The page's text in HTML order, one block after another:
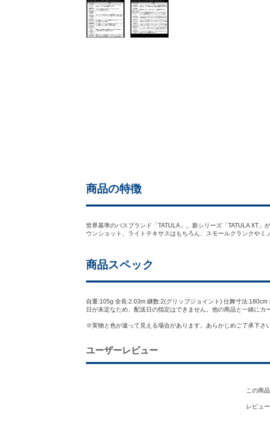
商品の特徴
世界基準のバスブランド「TATULA」。新シリーズ「TATULA XT
ウンショット、ライトテキサスはもちろん、スモールクランクやミ
商品スペック
自重:105g 全長:2.03m 継数:2(グリップジョイント) 仕舞寸法
日が未定なため、配送日の指定はできません。他の商品と一緒にカ
※実物と色が違って見える場合があります。あらかじめご了承下さい
ユーザーレビュー
この商
レビュ